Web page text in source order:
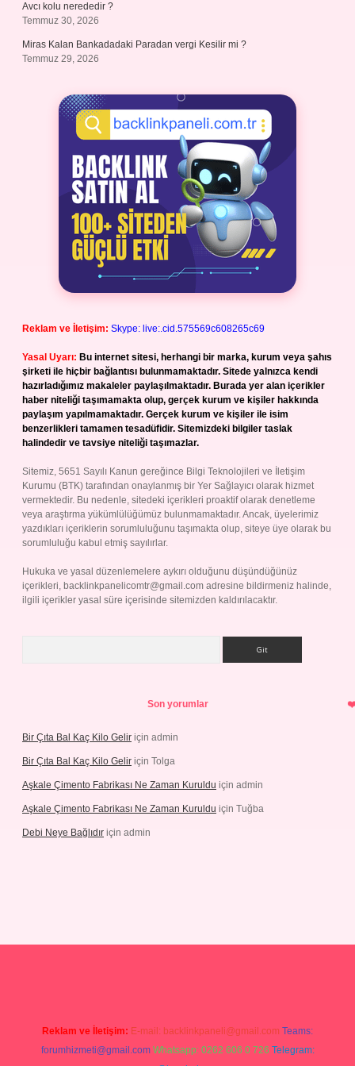
Avcı kolu nerededir ?
Temmuz 30, 2026
Miras Kalan Bankadadaki Paradan vergi Kesilir mi ?
Temmuz 29, 2026
Reklam ve İletişim: Skype: live:.cid.575569c608265c69
Yasal Uyarı: Bu internet sitesi, herhangi bir marka, kurum veya şahıs
şirketi ile hiçbir bağlantısı bulunmamaktadır. Sitede yalnızca kendi
hazırladığımız makaleler paylaşılmaktadır. Burada yer alan içerikler
haber niteliği taşımamakta olup, gerçek kurum ve kişiler hakkında
paylaşım yapılmamaktadır. Gerçek kurum ve kişiler ile isim
benzerlikleri tamamen tesadüfidir. Sitemizdeki bilgiler taslak
halindedir ve tavsiye niteliği taşımazlar.
Sitemiz, 5651 Sayılı Kanun gereğince Bilgi Teknolojileri ve İletişim
Kurumu (BTK) tarafından onaylanmış bir Yer Sağlayıcı olarak hizmet
vermektedir. Bu nedenle, sitedeki içerikleri proaktif olarak denetleme
veya araştırma yükümlülüğümüz bulunmamaktadır. Ancak, üyelerimiz
yazdıkları içeriklerin sorumluluğunu taşımakta olup, siteye üye olarak bu
sorumluluğu kabul etmiş sayılırlar.
Hukuka ve yasal düzenlemelere aykırı olduğunu düşündüğünüz
içerikleri, backlinkpanelicomtr@gmail.com adresine bildirmeniz halinde,
ilgili içerikler yasal süre içerisinde sitemizden kaldırılacaktır.
Son yorumlar
Bir Çıta Bal Kaç Kilo Gelir için admin
Bir Çıta Bal Kaç Kilo Gelir için Tolga
Aşkale Çimento Fabrikası Ne Zaman Kuruldu için admin
Aşkale Çimento Fabrikası Ne Zaman Kuruldu için Tuğba
Debi Neye Bağlıdır için admin
Reklam ve İletişim: E-mail: backlinkpaneli@gmail.com Teams:
forumhizmeti@gmail.com Whatsapp: 0262 606 0 726 Telegram: